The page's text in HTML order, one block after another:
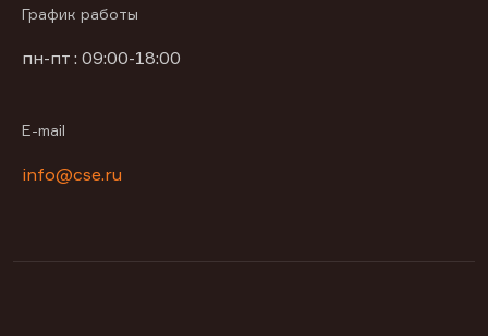
График работы
пн-пт : 09:00-18:00
E-mail
info@cse.ru